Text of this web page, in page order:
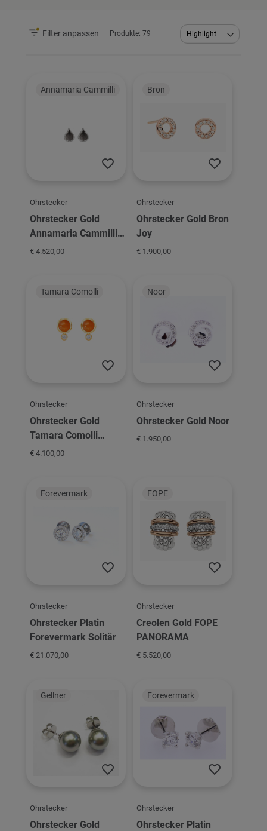
Produkte: 79
Annamaria Cammilli
Ohrstecker
Ohrstecker Gold
Annamaria Cammilli
Goccia
€ 4.520,00
Bron
Ohrstecker
Ohrstecker Gold Bron
Joy
€ 1.900,00
Tamara Comolli
Ohrstecker
Ohrstecker Gold
Tamara Comolli
BOUTON
€ 4.100,00
Noor
Ohrstecker
Ohrstecker Gold Noor
€ 1.950,00
Forevermark
Ohrstecker
Ohrstecker Platin
Forevermark Solitär
€ 21.070,00
FOPE
Ohrstecker
Creolen Gold FOPE
PANORAMA
€ 5.520,00
Gellner
Ohrstecker
Ohrstecker Gold
Forevermark
Ohrstecker
Ohrstecker Platin
Filter anpassen